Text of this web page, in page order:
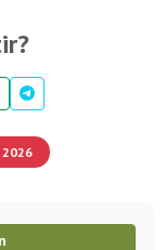
2026